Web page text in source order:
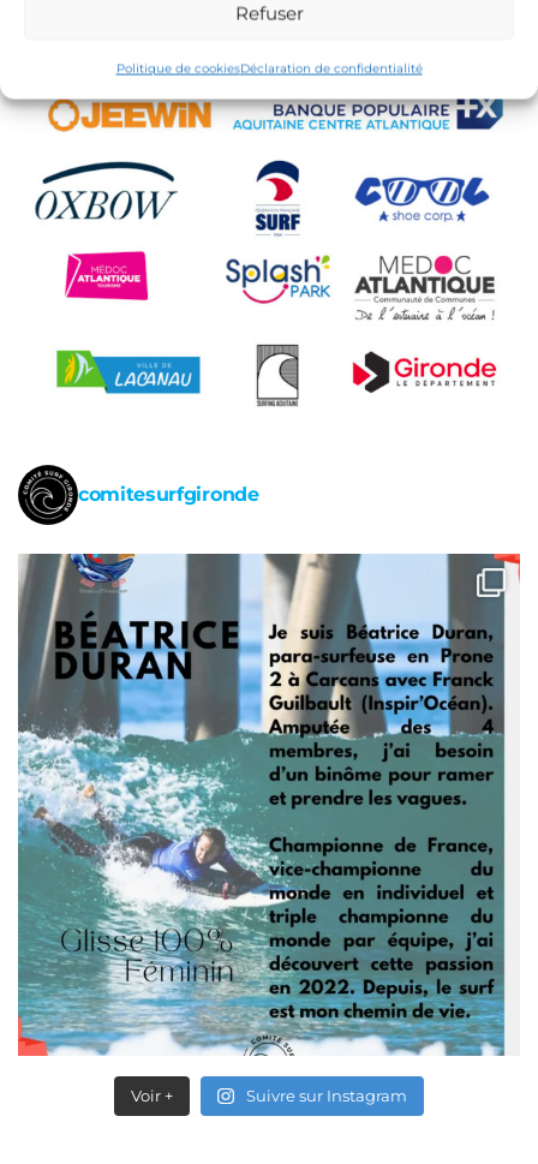
Refuser
Politique de cookiesDéclaration de confidentialité
comitesurfgironde
Voir + Suivre sur Instagram